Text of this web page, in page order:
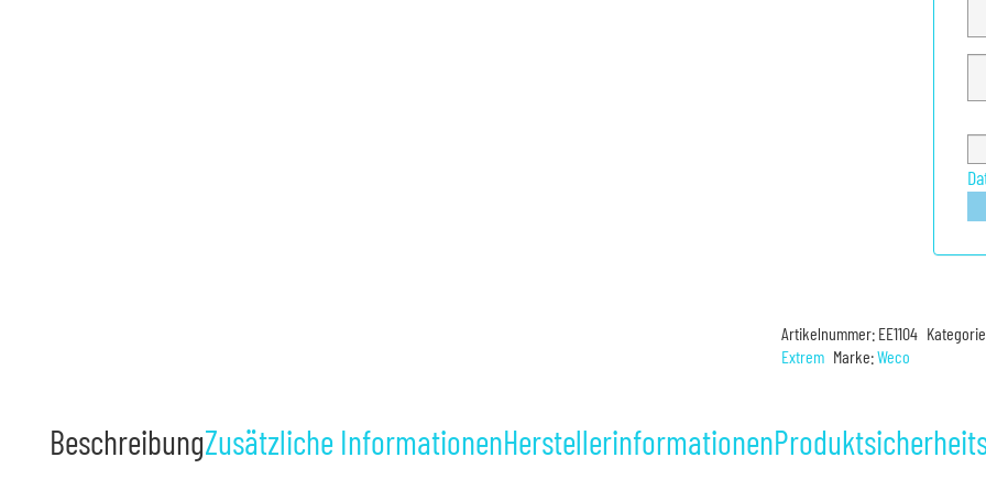
Artikelnummer: EE1104
Extrem Marke:Weco
BeschreibungZusätzliche InformationenHerstellerinformationen